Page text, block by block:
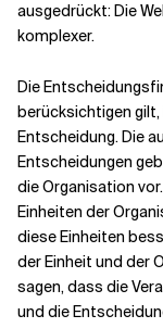
ausgedrückt: Die
komplexer.
Die
berücksichtigen
Entscheidung. Die
Entscheidungen
die Organisation
Einheiten der
diese Einheiten
der Einheit und der
sagen, dass die
und die